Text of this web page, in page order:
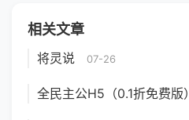
相关文章
将灵说 07-26
全民主公H5（0.1折免费版）